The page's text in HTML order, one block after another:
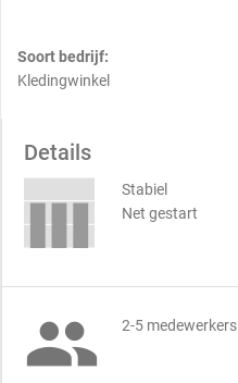
Soort bedrijf:
Kledingwinkel
Details
Stabiel
Net gestart
 2-5 medewerkers